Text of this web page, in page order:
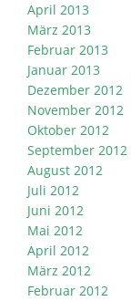
April 2013
März 2013
Februar 2013
Januar 2013
Dezember 2012
November 2012
Oktober 2012
September 2012
August 2012
Juli 2012
Juni 2012
Mai 2012
April 2012
März 2012
Februar 2012